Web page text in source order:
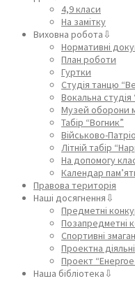
4,9 класи
На замітку
Виховна робота⇩
Нормативні
План роботи
Гуртки
Студія танцю
Вокальна студія
Музей оборони
Табір “Вогник”
Військово-
Літній табір
На допомогу
Календар
Правова територія
Наші досягнення⇩
Предметні
Позапредметні
Спортивні
Проектна
Проект
Наша бібліотека⇩